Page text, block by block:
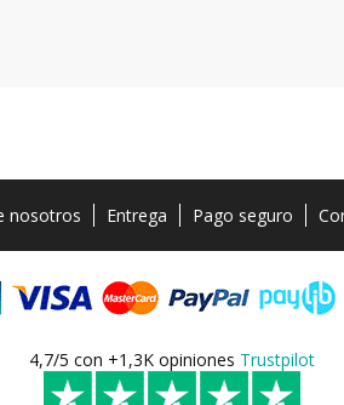
nosotros Entrega Pago seguro
4,7/5 con +1,3K opiniones Trustpilot